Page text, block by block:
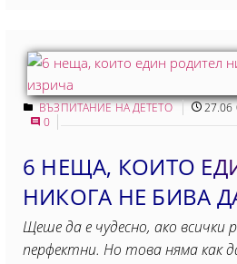
ВЪЗПИТАНИЕ НА ДЕТЕТО 27.06
0
6 НЕЩА, КОИТО
НИКОГА НЕ БИВА
Щеше да е чудесно, ако всички
перфектни. Но това няма как